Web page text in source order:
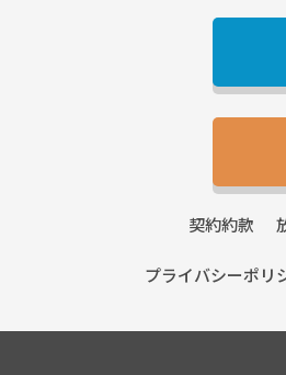
契約約款
プライバシーポリ